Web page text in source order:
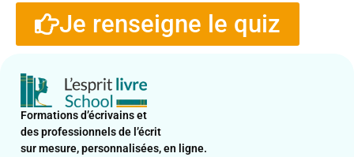
Je renseigne le quiz
Formations d’écrivains et
des professionnels de l’écrit
sur mesure, personnalisées, en ligne.